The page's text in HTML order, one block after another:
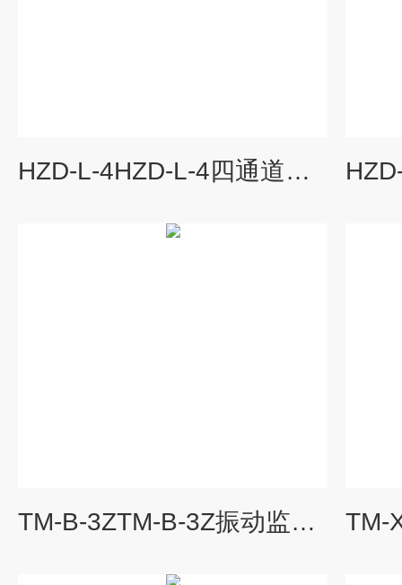
HZD-L-4HZD-L-4四通道振动监控仪
TM-B-3ZTM-B-3Z振动监测保护仪